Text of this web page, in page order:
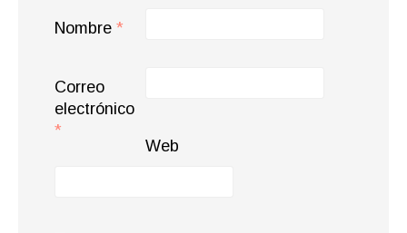
Nombre *
Correo
electrónico
*
Web